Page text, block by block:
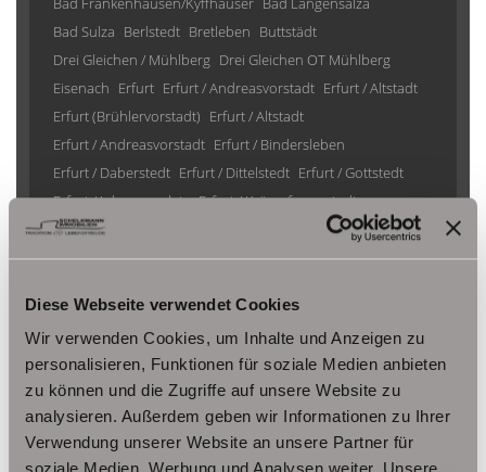
Diese Webseite verwendet Cookies
Wir verwenden Cookies, um Inhalte und Anzeigen zu
personalisieren, Funktionen für soziale Medien anbieten
zu können und die Zugriffe auf unsere Website zu
analysieren. Außerdem geben wir Informationen zu Ihrer
Verwendung unserer Website an unsere Partner für
Bad Sulza Berlstedt Bretleben Buttstädt
Drei Gleichen / Mühlberg Drei Gleichen OT Mühlberg
Eisenach Erfurt Erfurt / Andreasvorstadt Erfurt / Altstadt
Erfurt (Brühlervorstadt) Erfurt / Altstadt
Erfurt / Andreasvorstadt Erfurt / Bindersleben
Erfurt / Daberstedt Erfurt / Dittelstedt Erfurt / Gottstedt
Erfurt / Johannesplatz Erfurt / Krämpfervorstadt
Erfurt / Löbervorstadt
Erfurt / Molsdorf Erfurt / Möbisburg-Rhoda
Erfurt /Andreasvorstadt Erfurt/ Frienstedt
Erfurt/ Johannesvorstadt Erfurt/ Niedernissa
Erfurt/ Salomonsborn Erfurt/ Vieselbach
Gotha
Grammetal Großheringen Gräfenhain/ Ohrdruf Haina
Herbsleben Ichtershausen Kleinmölsen
Kutzleben / Lützensömmern